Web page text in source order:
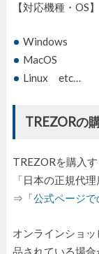
【対応機種・OS】
Windows
MacOS
Linux etc…
TREZORの
TREZORを購入
「日本の正規代
⇒「公式ページ
オンラインショ
品されている場